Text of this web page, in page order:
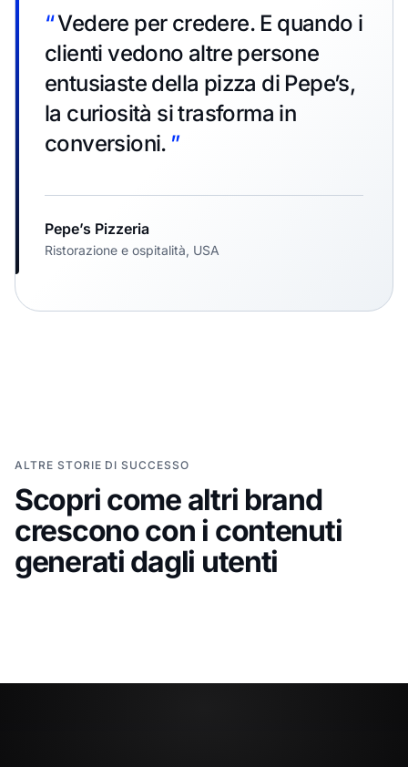
“Vedere per credere. E quando i
clienti vedono altre persone
entusiaste della pizza di Pepe’s,
la curiosità si trasforma in
conversioni. ”
Pepe’s Pizzeria
Ristorazione e ospitalità, USA
ALTRE STORIE DI SUCCESSO
Scopri come altri brand
crescono con i contenuti
generati dagli utenti
Grace Loves Lace
Portare le storie dei clienti nel
percorso di acquisto per
spose